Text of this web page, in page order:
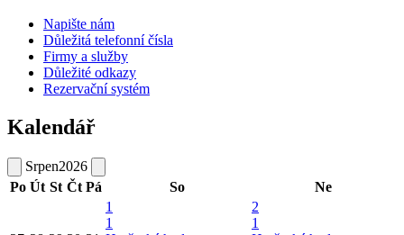
Napište nám
Důležitá telefonní čísla
Firmy a služby
Důležité odkazy
Rezervační systém
Kalendář
Srpen2026
Po Út St Čt Pá So Ne
1
1
2
1